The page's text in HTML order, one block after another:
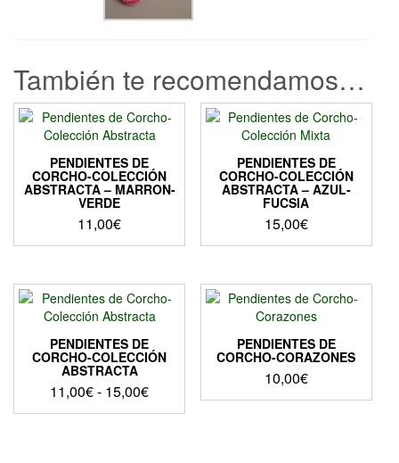
También te recomendamos…
PENDIENTES DE
CORCHO-COLECCIÓN
ABSTRACTA – MARRON-
VERDE
11,00€
PENDIENTES DE
CORCHO-COLECCIÓN
ABSTRACTA – AZUL-
FUCSIA
15,00€
PENDIENTES DE
CORCHO-COLECCIÓN
ABSTRACTA
11,00€- 15,00€Rango
de
Este
PENDIENTES DE
CORCHO-CORAZONES
10,00€